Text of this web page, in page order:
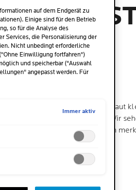
bezeichnet, bei der sich auf der Haut
ein kosmetisches Problem. Wir
Hautpflege dein Hautanliegen
auf dem Endgerät zu
Einige sind für den Betrieb
so für die Analyse des
Services, die Personalisierung der
Nicht unbedingt erforderliche
Einwilligung fortfahren")
und speicherbar ("Auswahl
angepasst werden. Für
Immer aktiv